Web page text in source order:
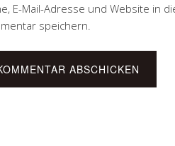
E-Mail-Adresse und Website in
speichern.